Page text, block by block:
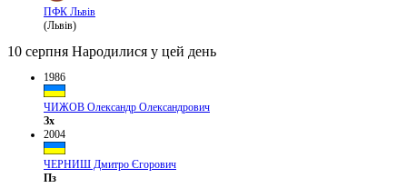
ПФК Львів
(Львів)
10 серпня Народилися у цей день
1986
ЧИЖОВ Олександр Олександрович
Зх
2004
ЧЕРНИШ Дмитро Єгорович
Пз